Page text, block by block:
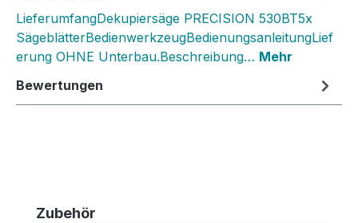
LieferumfangDekupiersäge PRECISION 530BT5x
SägeblätterBedienwerkzeugBedienungsanleitungLief
erung OHNE Unterbau.Beschreibung… Mehr
Bewertungen
Produktgalerie überspringen
Zubehör